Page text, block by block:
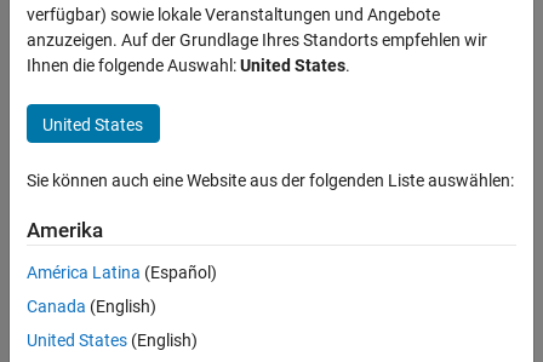
Kategorie
MATLAB Compiler
MATLAB Production Server
Simulink Compiler
Simulink FMU Builder
Get Started with Simulink FMU Builder
FMU
Export C/C++ Code as Standalone FMU
How useful was this information?
verfügbar) sowie lokale Veranstaltungen und Angebote
anzuzeigen. Auf der Grundlage Ihres Standorts empfehlen wir
Ihnen die folgende Auswahl:United States.
United States
Sie können auch eine Website aus der folgenden Liste auswählen:
Amerika
América Latina (Español)
Canada (English)
United States (English)